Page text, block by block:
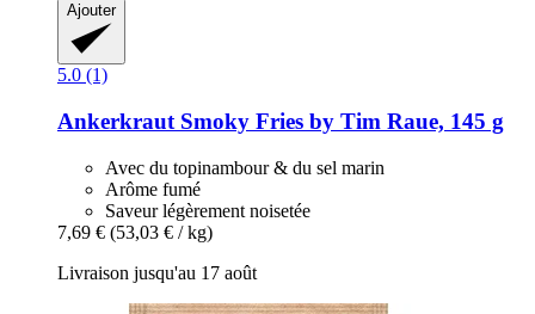
Ajouter
5.0 (1)
Ankerkraut Smoky Fries by Tim Raue, 145 g
Avec du topinambour & du sel marin
Arôme fumé
Saveur légèrement noisetée
7,69 € (53,03 € / kg)
Livraison jusqu'au 17 août